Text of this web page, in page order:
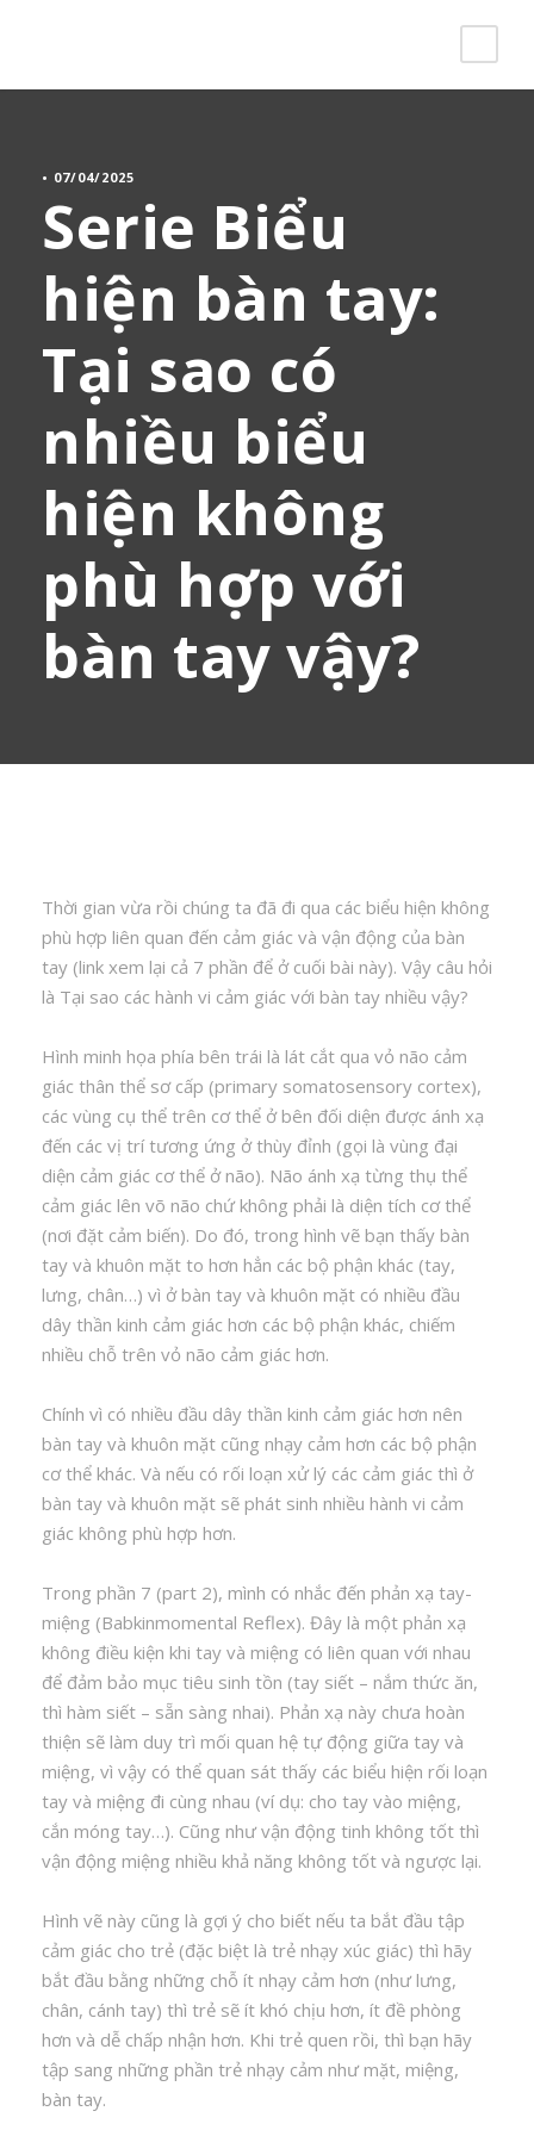
• 07/04/2025
Serie Biểu
hiện bàn tay:
Tại sao có
nhiều biểu
hiện không
phù hợp với
bàn tay vậy?
Thời gian vừa rồi chúng ta đã đi qua các biểu hiện không
phù hợp liên quan đến cảm giác và vận động của bàn
tay (link xem lại cả 7 phần để ở cuối bài này). Vậy câu hỏi
là Tại sao các hành vi cảm giác với bàn tay nhiều vậy?
Hình minh họa phía bên trái là lát cắt qua vỏ não cảm
giác thân thể sơ cấp (primary somatosensory cortex),
các vùng cụ thể trên cơ thể ở bên đối diện được ánh xạ
đến các vị trí tương ứng ở thùy đỉnh (gọi là vùng đại
diện cảm giác cơ thể ở não). Não ánh xạ từng thụ thể
cảm giác lên võ não chứ không phải là diện tích cơ thể
(nơi đặt cảm biến). Do đó, trong hình vẽ bạn thấy bàn
tay và khuôn mặt to hơn hẳn các bộ phận khác (tay,
lưng, chân…) vì ở bàn tay và khuôn mặt có nhiều đầu
dây thần kinh cảm giác hơn các bộ phận khác, chiếm
nhiều chỗ trên vỏ não cảm giác hơn.
Chính vì có nhiều đầu dây thần kinh cảm giác hơn nên
bàn tay và khuôn mặt cũng nhạy cảm hơn các bộ phận
cơ thể khác. Và nếu có rối loạn xử lý các cảm giác thì ở
bàn tay và khuôn mặt sẽ phát sinh nhiều hành vi cảm
giác không phù hợp hơn.
Trong phần 7 (part 2), mình có nhắc đến phản xạ tay-
miệng (Babkinmomental Reflex). Đây là một phản xạ
không điều kiện khi tay và miệng có liên quan với nhau
để đảm bảo mục tiêu sinh tồn (tay siết – nắm thức ăn,
thì hàm siết – sẵn sàng nhai). Phản xạ này chưa hoàn
thiện sẽ làm duy trì mối quan hệ tự động giữa tay và
miệng, vì vậy có thể quan sát thấy các biểu hiện rối loạn
tay và miệng đi cùng nhau (ví dụ: cho tay vào miệng,
cắn móng tay…). Cũng như vận động tinh không tốt thì
vận động miệng nhiều khả năng không tốt và ngược lại.
Hình vẽ này cũng là gợi ý cho biết nếu ta bắt đầu tập
cảm giác cho trẻ (đặc biệt là trẻ nhạy xúc giác) thì hãy
bắt đầu bằng những chỗ ít nhạy cảm hơn (như lưng,
chân, cánh tay) thì trẻ sẽ ít khó chịu hơn, ít đề phòng
hơn và dễ chấp nhận hơn. Khi trẻ quen rồi, thì bạn hãy
tập sang những phần trẻ nhạy cảm như mặt, miệng,
bàn tay.